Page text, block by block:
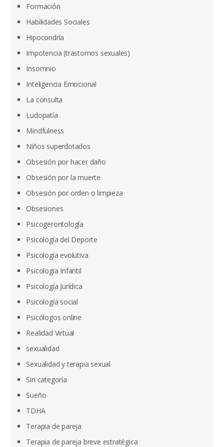
Formación
Habilidades Sociales
Hipocondría
Impotencia (trastornos sexuales)
Insomnio
Inteligencia Emocional
La consulta
Ludopatía
Mindfulness
Niños superdotados
Obsesión por hacer daño
Obsesión por la muerte
Obsesión por orden o limpieza
Obsesiones
Psicogerontología
Psicología del Deporte
Psicología evolutiva
Psicologia Infantil
Psicología Jurídica
Psicología social
Psicólogos online
Realidad Virtual
sexualidad
Sexualidad y terapia sexual
Sin categoría
Sueño
TDHA
Terapia de pareja
Terapia de pareja breve estratégica